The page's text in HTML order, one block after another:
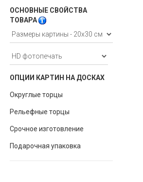
ОСНОВНЫЕ СВОЙСТВА
ТОВАРА
ОПЦИИ КАРТИН НА ДОСКАХ
Округлые торцы
Рельефные торцы
Срочное изготовление
Подарочная упаковка